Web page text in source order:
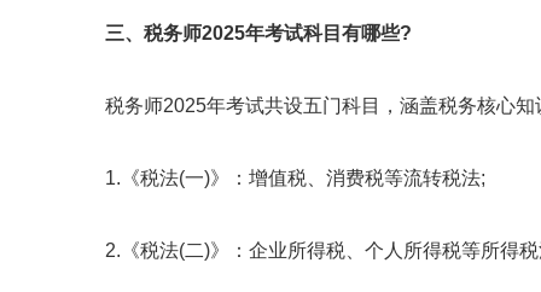
三、税务师2025年考试科目有哪些?
税务师2025年考试共设五门科目，涵盖税务核心知
1.《税法(一)》：增值税、消费税等流转税法;
2.《税法(二)》：企业所得税、个人所得税等所得税